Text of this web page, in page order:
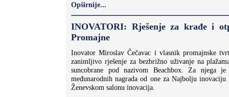
Opširnije...
INOVATORI: Rješenje za krađe i
Promajne
Inovator Miroslav Čečavac i vlasnik promajnske
zanimljivo rješenje za bezbrižno uživanje na
suncobrane pod nazivom Beachbox. Za njega
međunarodnih nagrada od one za Najbolju
Ženevskom salonu inovacija.